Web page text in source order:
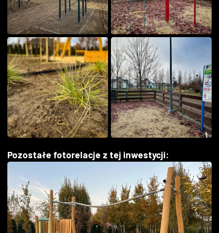
Pozostałe fotorelacje z tej inwestycji: